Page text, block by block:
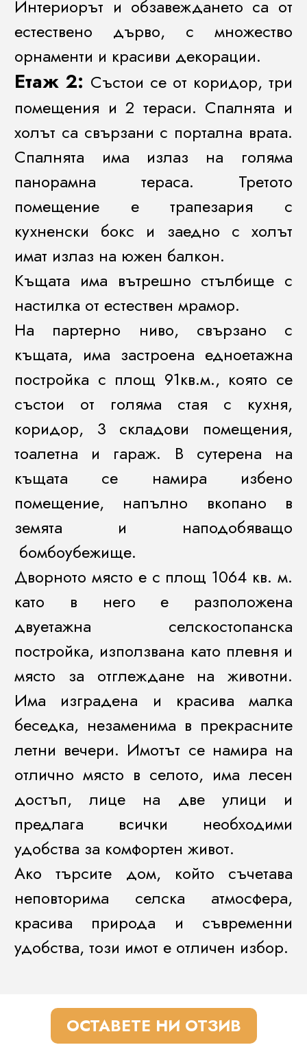
Интериорът и обзавеждането са от
естествено дърво, с множество
орнаменти и красиви декорации.
Етаж 2: Състои се от коридор, три
помещения и 2 тераси. Спалнята и
холът са свързани с портална врата.
Спалнята има излаз на голяма
панорамна тераса. Третото
помещение е трапезария с
кухненски бокс и заедно с холът
имат излаз на южен балкон.
Къщата има вътрешно стълбище с
настилка от естествен мрамор.
На партерно ниво, свързано с
къщата, има застроена едноетажна
постройка с площ 91кв.м., която се
състои от голяма стая с кухня,
коридор, 3 складови помещения,
тоалетна и гараж. В сутерена на
къщата се намира избено
помещение, напълно вкопано в
земята и наподобяващо
бомбоубежище.
Дворното място е с площ 1064 кв. м.
като в него е разположена
двуетажна селскостопанска
постройка, използвана като плевня и
място за отглеждане на животни.
Има изградена и красива малка
беседка, незаменима в прекрасните
летни вечери. Имотът се намира на
отлично място в селото, има лесен
достъп, лице на две улици и
предлага всички необходими
удобства за комфортен живот.
Ако търсите дом, който съчетава
неповторима селска атмосфера,
красива природа и съвременни
удобства, този имот е отличен избор.
ОСТАВЕТЕ НИ ОТЗИВ